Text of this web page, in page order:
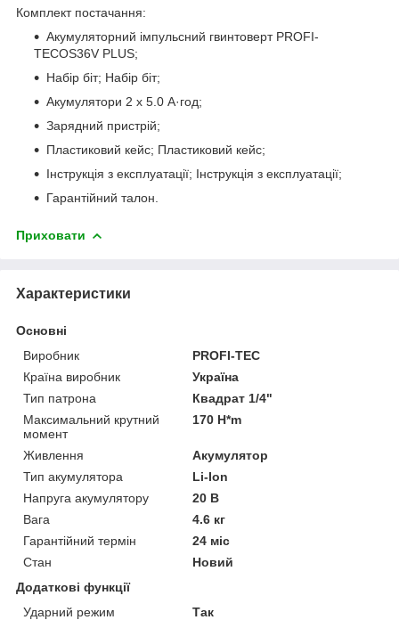
Комплект постачання:
Акумуляторний імпульсний гвинтоверт PROFI-
TECOS36V PLUS;
Набір біт; Набір біт;
Акумулятори 2 х 5.0 А·год;
Зарядний пристрій;
Пластиковий кейс; Пластиковий кейс;
Інструкція з експлуатації; Інструкція з експлуатації;
Гарантійний талон.
Приховати
Характеристики
Основні
Виробник
PROFI-TEC
Країна виробник
Україна
Тип патрона
Квадрат 1/4"
Максимальний крутний
момент
170 H*m
Живлення
Акумулятор
Тип акумулятора
Li-Ion
Напруга акумулятору
20 В
Вага
4.6 кг
Гарантійний термін
24 міс
Стан
Новий
Додаткові функції
Ударний режим
Так